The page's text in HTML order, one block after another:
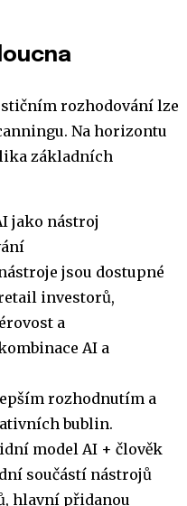
rozhodování lze
Na horizontu
základních
jako nástroj
jsou dostupné
investorů,
a
AI a
rozhodnutím a
bublin.
model AI + člověk
součástí nástrojů
hlavní přidanou